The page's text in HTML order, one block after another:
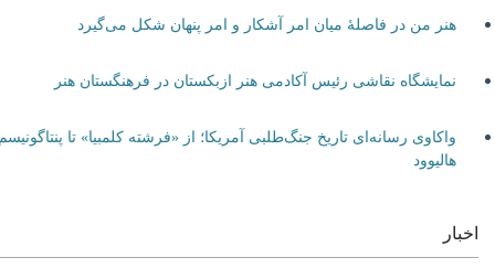
هنر من در فاصلۀ میان امر آشکار و امر پنهان شکل می‌گیرد
نمایشگاه نقاشی رئیس آکادمی هنر ازبکستان در فرهنگستان هنر
واکاوی رسانه‌ای تاریخ جنگ‌طلبی آمریکا؛ از «فرشته کلمبیا» تا پنتاگونیسم
هالیوود
اخبار